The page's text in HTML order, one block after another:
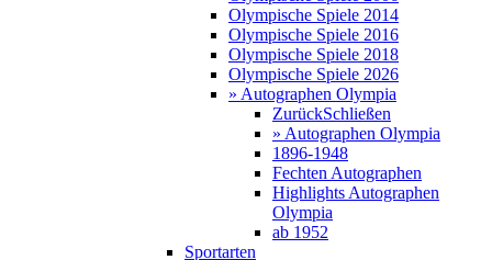
Olympische Spiele 2014
Olympische Spiele 2016
Olympische Spiele 2018
Olympische Spiele 2026
» Autographen Olympia
ZurückSchließen
» Autographen Olympia
1896-1948
Fechten Autographen
Highlights Autographen
Olympia
ab 1952
Sportarten